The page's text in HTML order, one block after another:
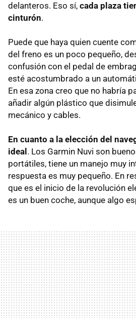
delanteros. Eso sí, cada plaza
cinturón.
Puede que haya quien cuente
del freno es un poco pequeño,
confusión con el pedal de
esté acostumbrado a un
En esa zona creo que no habría
añadir algún plástico que
mecánico y cables.
En cuanto a la elección del
ideal . Los Garmin Nuvi son
portátiles, tiene un manejo muy
respuesta es muy pequeño. En
que es el inicio de la revolución
es un buen coche, aunque algo